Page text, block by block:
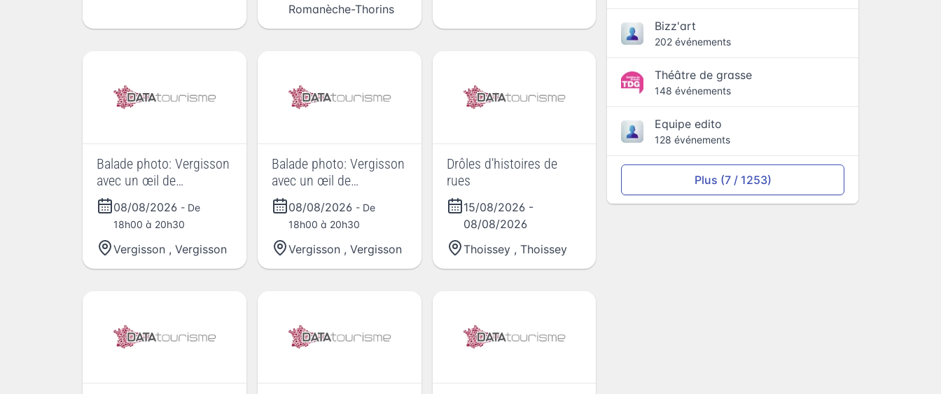
Romanèche-Thorins
Balade photo: Vergisson
avec un œil de
photographe
08/08/2026 - De
18h00 à 20h30
Vergisson , Vergisson
Balade photo: Vergisson
avec un œil de
photographe
08/08/2026 - De
18h00 à 20h30
Vergisson , Vergisson
Drôles d'histoires de
rues
15/08/2026 -
08/08/2026
Thoissey , Thoissey
Bizz'art
202 événements
Théâtre de grasse
148 événements
Equipe edito
128 événements
Plus (7 / 1253)